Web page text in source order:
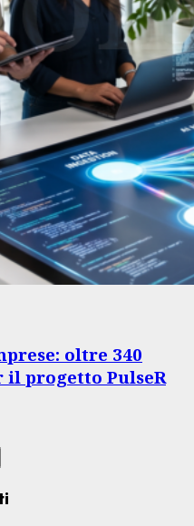
oltre 340
progetto PulseR